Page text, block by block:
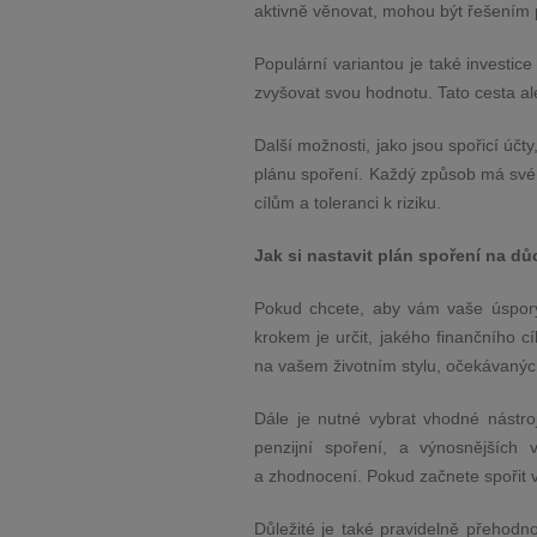
aktivně věnovat, mohou být
Populární variantou je také
zvyšovat svou hodnotu. Tato cesta
Další možnosti, jako jsou spořicí
plánu spoření. Každý způsob má
cílům a toleranci k riziku.
Jak si nastavit plán spoření na
Pokud chcete, aby vám vaše
krokem je určit, jakého finančního
na vašem životním stylu,
Dále je nutné vybrat vhodné
penzijní spoření, a výnosnějších
a zhodnocení. Pokud začnete spořit
Důležité je také pravidelně